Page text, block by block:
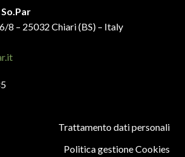
8 – 25032 Chiari (BS) – Italy
Trattamento dati personali
Politica gestione Cookies